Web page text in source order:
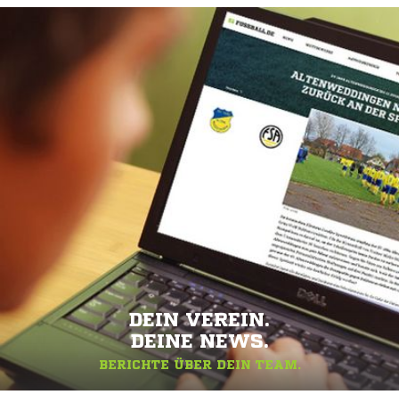
DEIN VEREIN.
DEINE NEWS.
BERICHTE ÜBER DEIN TEAM.